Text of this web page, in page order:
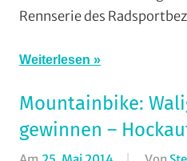
Rennserie des
Weiterlesen
Mountainbike:
gewinnen –